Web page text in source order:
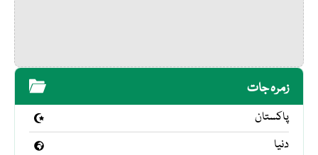
زمرہ جات
پاکستان
دنیا